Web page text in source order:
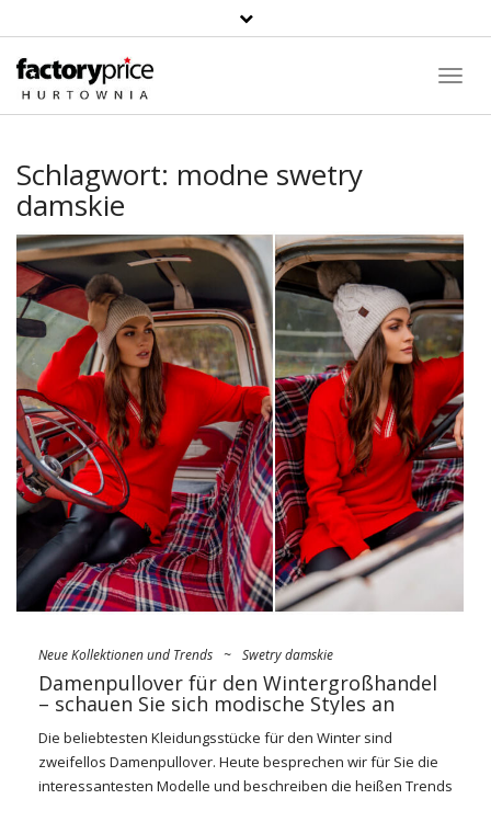
Suche
Schlagwort: modne swetry
damskie
Neue Kollektionen und Trends ~ Swetry damskie
Damenpullover für den Wintergroßhandel
– schauen Sie sich modische Styles an
Die beliebtesten Kleidungsstücke für den Winter sind
zweifellos Damenpullover. Heute besprechen wir für Sie die
interessantesten Modelle und beschreiben die heißen Trends